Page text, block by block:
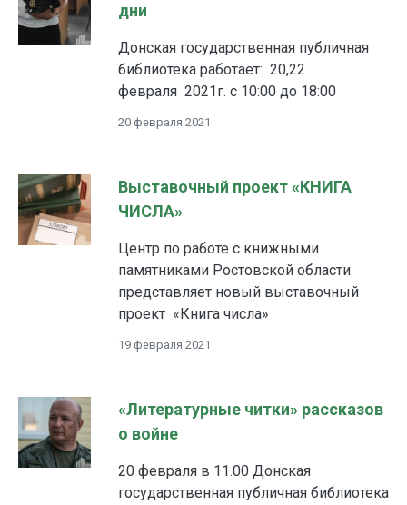
дни
Донская государственная публичная
библиотека работает: 20,22
февраля 2021г. с 10:00 до 18:00
20 февраля 2021
Выставочный проект «КНИГА
ЧИСЛА»
Центр по работе с книжными
памятниками Ростовской области
представляет новый выставочный
проект «Книга числа»
19 февраля 2021
«Литературные читки» рассказов
о войне
20 февраля в 11.00 Донская
государственная публичная библиотека